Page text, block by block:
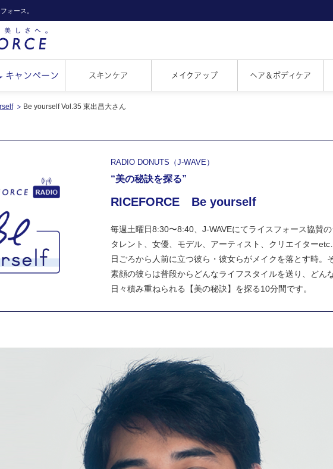
ォース。
キャンペーン スキンケア メイクアップ ヘア＆ボディケア
Be yourself Vol.35 東出昌大さん
RADIO DONUTS（J-WAVE）
“美の秘訣を探る”
RICEFORCE Be yourself
毎週土曜日8:30〜8:40、J-WAVEにてライスフォース協賛
タレント、女優、モデル、アーティスト、クリエイター
日ごろから人前に立つ彼ら・彼女らがメイクを落とす時。
素顔の彼らは普段からどんなライフスタイルを送り、どん
日々積み重ねられる【美の秘訣】を探る10分間です。